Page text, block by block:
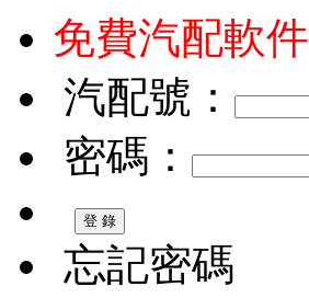
免費汽配軟件
汽配號：
密碼：
忘記密碼